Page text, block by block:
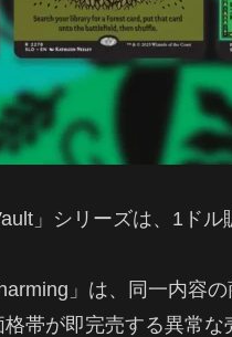
」シリーズは、1ド
」は、同一内容の
帯が即完売する異常な